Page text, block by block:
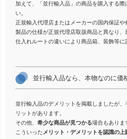
加えて、「並行輸入品」の商品を購入する
い。
正規輸入代理店またはメーカーの国内保証
製品の仕様が正規代理店取扱商品と異なり
仕入れルートの違いにより商品箱、装飾等に
並行輸入品なら、本物なのに価
並行輸入品のデメリットを掲載しましたが、
リットがあります。
その他、 希少な商品が見つかる場合もありま
こういった メリット・デメリットを認識の上